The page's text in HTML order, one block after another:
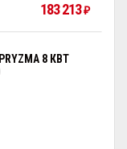
183 213₽
8 КВТ